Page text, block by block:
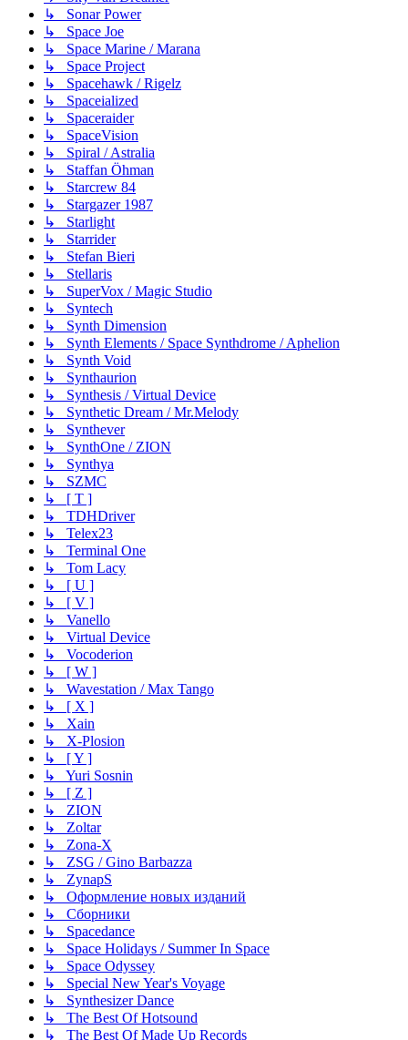
↳ Sonar Power
↳ Space Joe
↳ Space Marine / Marana
↳ Space Project
↳ Spacehawk / Rigelz
↳ Spaceialized
↳ Spaceraider
↳ SpaceVision
↳ Spiral / Astralia
↳ Staffan Öhman
↳ Starcrew 84
↳ Stargazer 1987
↳ Starlight
↳ Starrider
↳ Stefan Bieri
↳ Stellaris
↳ SuperVox / Magic Studio
↳ Syntech
↳ Synth Dimension
↳ Synth Elements / Space Synthdrome / Aphelion
↳ Synth Void
↳ Synthaurion
↳ Synthesis / Virtual Device
↳ Synthetic Dream / Mr.Melody
↳ Synthever
↳ SynthOne / ZION
↳ Synthya
↳ SZMC
↳ [ T ]
↳ TDHDriver
↳ Telex23
↳ Terminal One
↳ Tom Lacy
↳ [ U ]
↳ [ V ]
↳ Vanello
↳ Virtual Device
↳ Vocoderion
↳ [ W ]
↳ Wavestation / Max Tango
↳ [ X ]
↳ Xain
↳ X-Plosion
↳ [ Y ]
↳ Yuri Sosnin
↳ [ Z ]
↳ ZION
↳ Zoltar
↳ Zona-X
↳ ZSG / Gino Barbazza
↳ ZynapS
↳ Оформление новых изданий
↳ Сборники
↳ Spacedance
↳ Space Holidays / Summer In Space
↳ Space Odyssey
↳ Special New Year's Voyage
↳ Synthesizer Dance
↳ The Best Of Hotsound
↳ The Best Of Made Up Records